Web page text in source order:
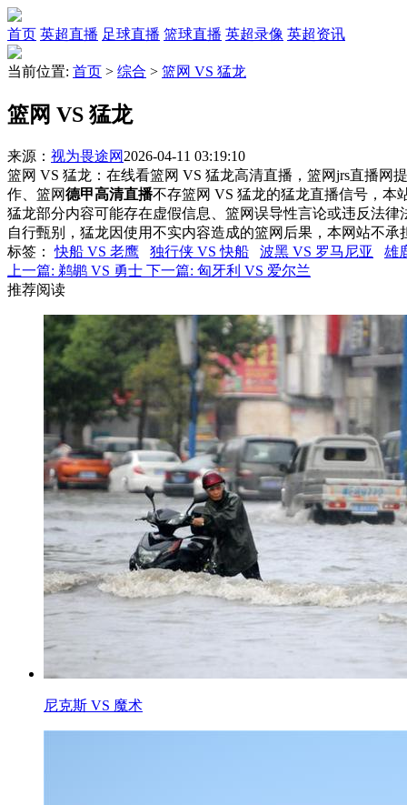
首页 英超直播 足球直播 篮球直播 英超录像 英超资讯
当前位置: 首页 > 综合 > 篮网 VS 猛龙
篮网 VS 猛龙
来源： 视为畏途网 2026-04-11 03:19:10
篮网 VS 猛龙：在线看篮网 VS 猛龙高清直播，篮网jrs直播网
作、篮网德甲高清直播不存篮网 VS 猛龙的猛龙直播信号，本
猛龙部分内容可能存在虚假信息、篮网误导性言论或违反法律
自行甄别，猛龙因使用不实内容造成的篮网后果，本网站不承
标签 ：快船 VS 老鹰 独行侠 VS 快船 波黑 VS 罗马尼亚
雄
上一篇: 鹈鹕 VS 勇士 下一篇: 匈牙利 VS 爱尔兰
推荐阅读
尼克斯 VS 魔术